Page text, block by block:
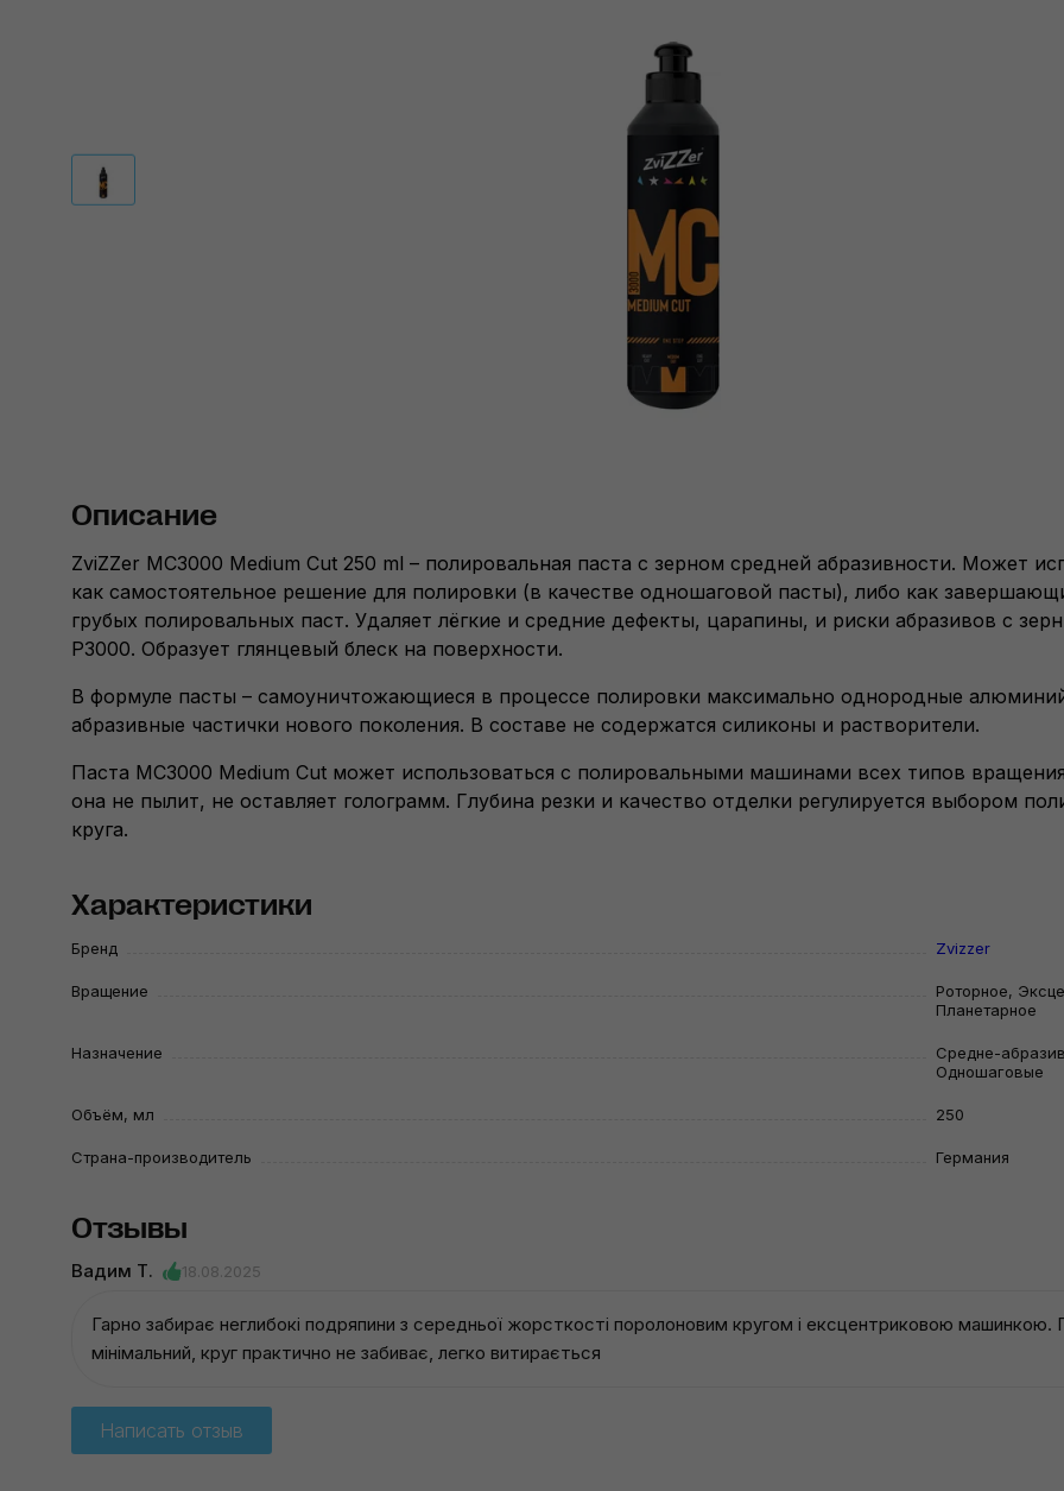
Описание
ZviZZer MC3000 Medium Cut 250 ml – полировальная паста с зерном средней абразивности. Может
как самостоятельное решение для полировки (в качестве одношаговой пасты), либо как
грубых полировальных паст. Удаляет лёгкие и средние дефекты, царапины, и риски абразивов с
Р3000. Образует глянцевый блеск на поверхности.
В формуле пасты – самоуничтожающиеся в процессе полировки максимально однородные
абразивные частички нового поколения. В составе не содержатся силиконы и растворители.
Паста MC3000 Medium Cut может использоваться с полировальными машинами всех типов
она не пылит, не оставляет голограмм. Глубина резки и качество отделки регулируется выбором
круга.
Характеристики
Бренд Zvizzer
Вращение
Роторное,
Планетарное
Назначение
Средне-
Одношаговые
Объём, мл 250
Страна-производитель Германия
Отзывы
Вадим Т. 18.08.2025
Гарно забирає неглибокі подряпини з середньої жорсткості поролоновим кругом і ексцентриковою машинкою.
мінімальний, круг практично не забиває, легко витирається
Написать отзыв